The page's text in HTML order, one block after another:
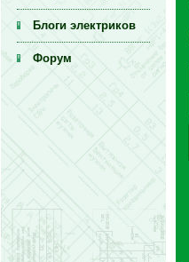
Блоги электриков
Форум